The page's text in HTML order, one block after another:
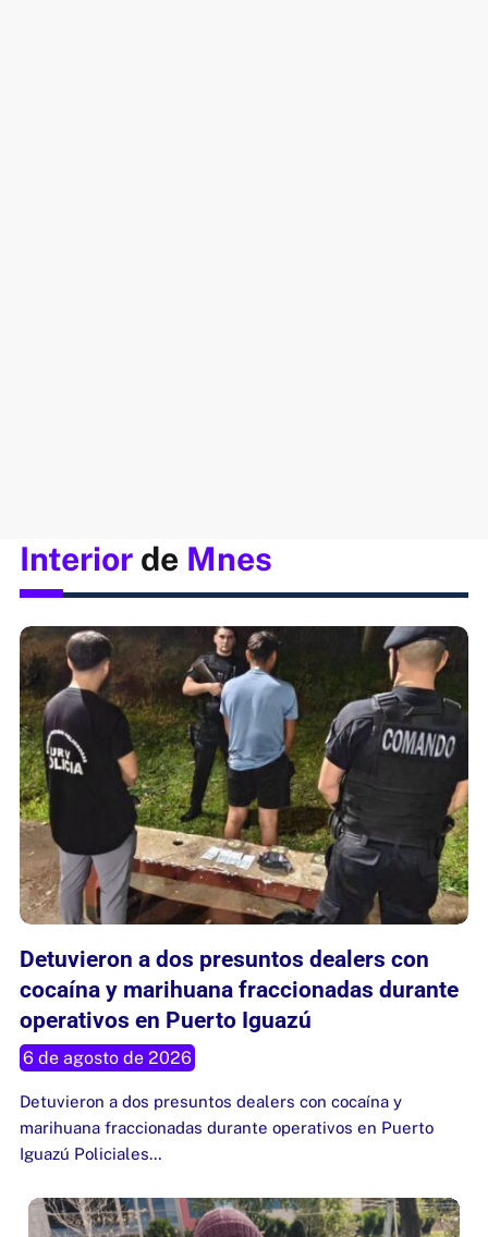
cocaína y marihuana fraccionadas durante
operativos en Puerto Iguazú
6 de agosto de 2026
Detuvieron a dos presuntos dealers con cocaína y
marihuana fraccionadas durante operativos en Puerto
Iguazú Policiales…